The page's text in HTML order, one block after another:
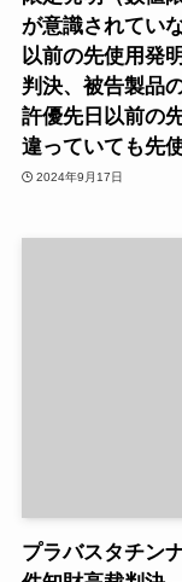
が意識されてい
以前の先使用発
判決、被告製品
許優先日以前の
違っていても先
2024年9月17日
プラバスタチン